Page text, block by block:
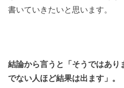
書いていきたいと思います。
結論から言うと「そうではあり
でない人ほど結果は出ます」。